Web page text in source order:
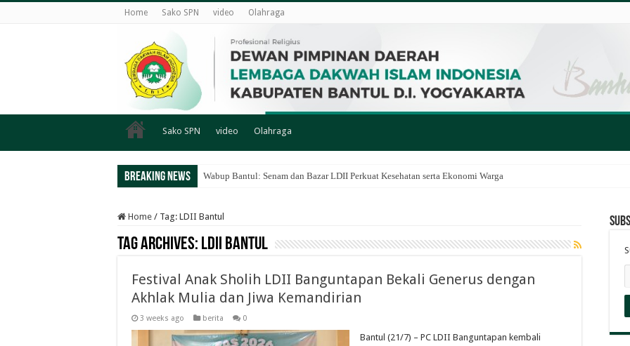
Home Sako SPN video Olahraga
Sako SPN video Olahraga
Breaking News Wabup Bantul: Senam dan Bazar LDII Perkuat Kesehatan serta Ekonomi Warga
Home / Tag: LDII Bantul
Tag Archives: LDII Bantul
Festival Anak Sholih LDII Banguntapan Bekali Generus dengan
Akhlak Mulia dan Jiwa Kemandirian
3 weeks ago berita 0
Bantul (21/7) – PC LDII Banguntapan kembali